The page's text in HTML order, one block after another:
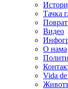
Тачка
Видео
О нама
Vida